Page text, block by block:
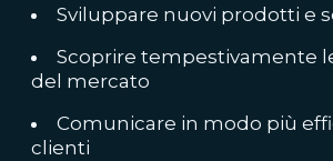
Sviluppare nuovi prodotti e
Scoprire tempestivamente
del mercato
Comunicare in modo più
clienti